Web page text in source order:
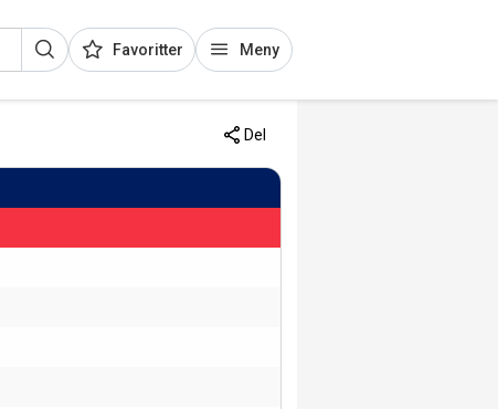
Favoritter Meny
Del